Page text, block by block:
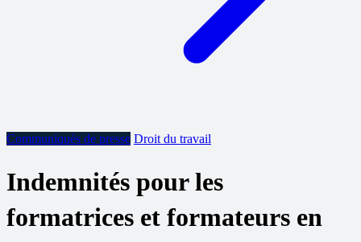
Communiqués de presse Droit du travail
Indemnités pour les
formatrices et formateurs en